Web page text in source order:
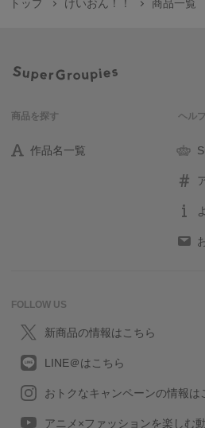
トップ けいおん！！ 商品一覧
商品を探す
作品名一覧
ヘル
FOLLOW US
新商品の情報はこちら
LINE＠はこちら
おトクなキャンペーンの情報は
アニメ×ファッションを楽しむ